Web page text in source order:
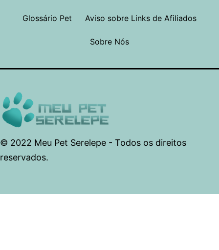
Glossário Pet Aviso sobre Links de Afiliados
Sobre Nós
© 2022 Meu Pet Serelepe - Todos os direitos
reservados.